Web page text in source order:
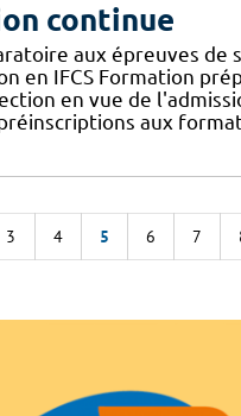
continue
aux épreuves de
en IFCS Formation
en vue de
aux
3 4 5 6 7